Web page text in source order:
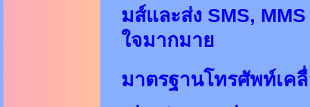
มส์และส่ง SMS,
ใจมากมาย
มาตรฐานโทรศัพท์เค